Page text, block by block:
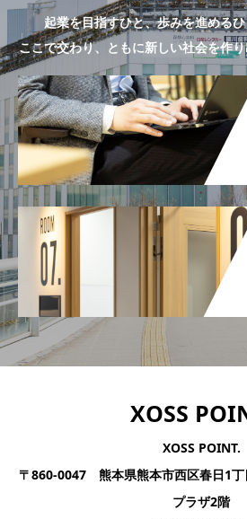
起業を目指すひと、歩みを進める
ここで交わり、ともに新しい社会を作り
XOSS
XOSS POINT.
〒860-0047 熊本県熊本市西区春日1
プラザ2階